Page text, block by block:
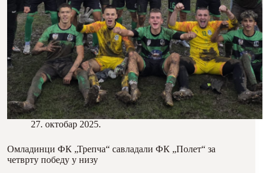
27. октобар 2025.
Омладинци ФК „Трепча“ савладали ФК „Полет“ за
четврту победу у низу